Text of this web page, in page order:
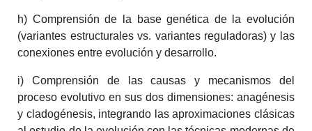
h) Comprensión de la base genética de la evolución
(variantes estructurales vs. variantes reguladoras) y las
conexiones entre evolución y desarrollo.
i) Comprensión de las causas y mecanismos del
proceso evolutivo en sus dos dimensiones: anagénesis
y cladogénesis, integrando las aproximaciones clásicas